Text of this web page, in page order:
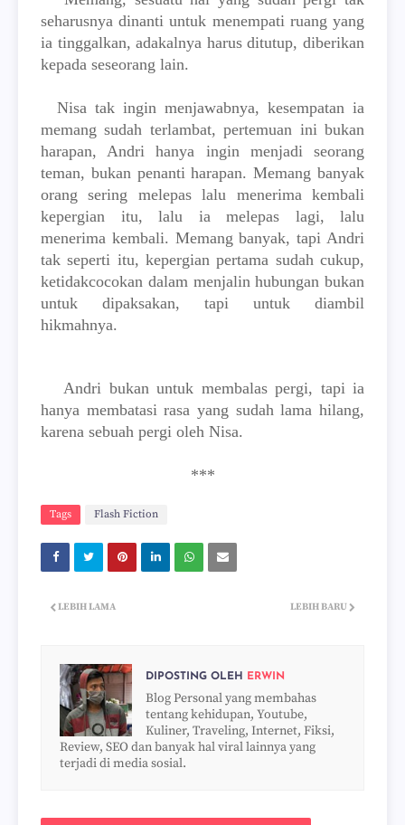
seharusnya dinanti untuk menempati ruang yang
ia tinggalkan, adakalnya harus ditutup, diberikan
kepada seseorang lain.
Nisa tak ingin menjawabnya, kesempatan ia
memang sudah terlambat, pertemuan ini bukan
harapan, Andri hanya ingin menjadi seorang
teman, bukan penanti harapan. Memang banyak
orang sering melepas lalu menerima kembali
kepergian itu, lalu ia melepas lagi, lalu
menerima kembali. Memang banyak, tapi Andri
tak seperti itu, kepergian pertama sudah cukup,
ketidakcocokan dalam menjalin hubungan bukan
untuk dipaksakan, tapi untuk diambil
hikmahnya.
Andri bukan untuk membalas pergi, tapi ia
hanya membatasi rasa yang sudah lama hilang,
karena sebuah pergi oleh Nisa.
***
Tags Flash Fiction
LEBIH BARU
LEBIH LAMA
DIPOSTING OLEH ERWIN
Blog Personal yang membahas
tentang kehidupan, Youtube,
Kuliner, Traveling, Internet, Fiksi,
Review, SEO dan banyak hal viral lainnya yang
terjadi di media sosial.